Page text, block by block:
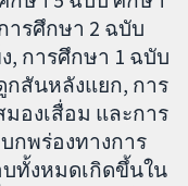
ารศึกษา 2 ฉบับ
, การศึกษา 1 ฉบับ
กสันหลังแยก, การ
องเสื่อม และการ
กพร่องทางการ
บทั้งหมดเกิดขึ้นใน